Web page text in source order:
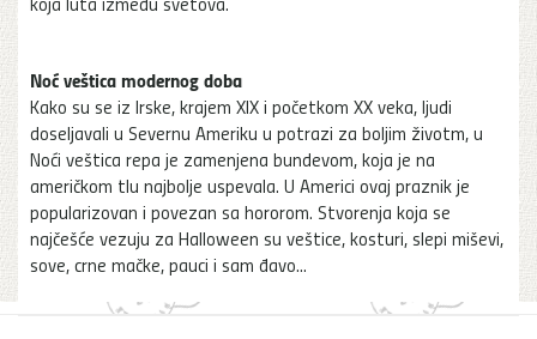
Noć veštica modernog doba
Kako su se iz Irske, krajem XIX i početkom XX veka, ljudi
doseljavali u Severnu Ameriku u potrazi za boljim životm, u
Noći veštica repa je zamenjena bundevom, koja je na
američkom tlu najbolje uspevala. U Americi ovaj praznik je
popularizovan i povezan sa hororom. Stvorenja koja se
najčešće vezuju za Halloween su veštice, kosturi, slepi miševi,
sove, crne mačke, pauci i sam đavo...